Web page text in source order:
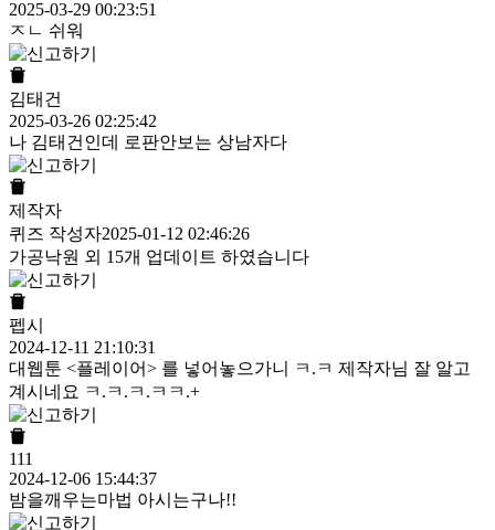
2025-03-29 00:23:51
ㅈㄴ 쉬워
김태건
2025-03-26 02:25:42
나 김태건인데 로판안보는 상남자다
제작자
퀴즈 작성자2025-01-12 02:46:26
가공낙원 외 15개 업데이트 하였습니다
펩시
2024-12-11 21:10:31
대웹툰 <플레이어> 를 넣어놓으가니 ㅋ.ㅋ 제작자님 잘 알고
계시네요 ㅋ.ㅋ.ㅋ.ㅋㅋ.+
111
2024-12-06 15:44:37
밤을깨우는마법 아시는구나!!